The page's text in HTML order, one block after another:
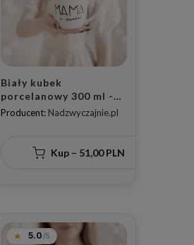
Biały kubek
porcelanowy 300 ml -
motyw złotego serca i
Producent: Nadzwyczajnie.pl
Kup – 51,00 PLN
5.0